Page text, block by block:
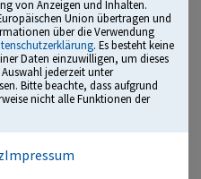
von Anzeigen und Inhalten.
Union übertragen und
über die Verwendung
. Es besteht keine
Daten einzuwilligen, um dieses
jederzeit unter
Bitte beachte, dass aufgrund
nicht alle Funktionen der
Impressum
Bildungsmedium“
dem Comenius Award
und mehr